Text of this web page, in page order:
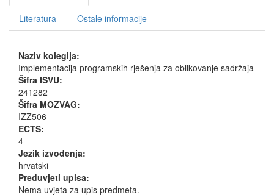
Literatura Ostale informacije
Naziv kolegija:
Implementacija programskih rješenja za oblikovanje sadržaja
Šifra ISVU:
241282
Šifra MOZVAG:
IZZ506
ECTS:
4
Jezik izvođenja:
hrvatski
Preduvjeti upisa:
Nema uvjeta za upis predmeta.